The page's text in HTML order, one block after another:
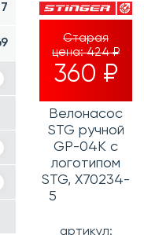
Старая
цена:424 ₽
360 ₽
Велонасос
STG ручной
GP-04K с
логотипом
STG, Х70234-
5
артикул: